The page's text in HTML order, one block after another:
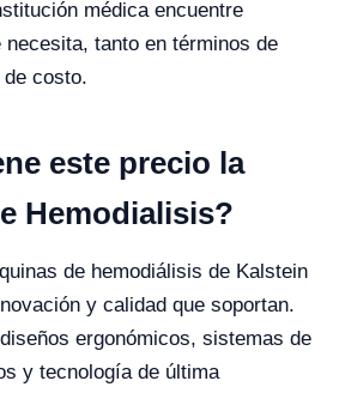
médica encuentre
tanto en términos de
costo.
este precio la
Hemodialisis?
de hemodiálisis de Kalstein
y calidad que soportan.
ergonómicos, sistemas de
y tecnología de última